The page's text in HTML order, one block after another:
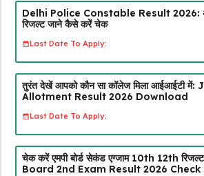
Delhi Police Constable Result 2026:
रिजल्ट जाने कैसे करें चेक
Last Date To Apply:
तुरंत देखें आपको कौन सा कॉलेज मिला आईआईटी
Allotment Result 2026 Download
Last Date To Apply:
चेक करें एमपी बोर्ड सेकंड एग्जाम 10th 12th
Board 2nd Exam Result 2026 Check